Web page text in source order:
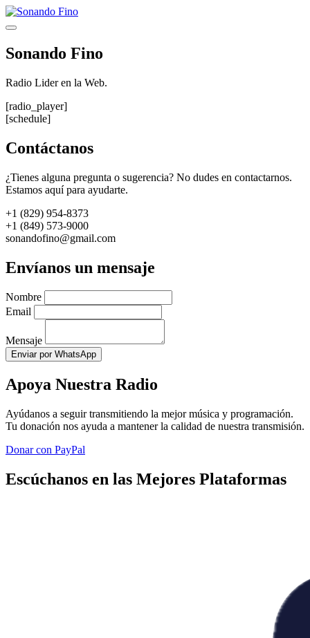
Saltar
al
Menú
Sonando Fino
Radio Lider en la Web.
[radio_player]
[schedule]
Contáctanos
¿Tienes alguna pregunta o sugerencia? No dudes en contactarnos.
Estamos aquí para ayudarte.
+1 (829) 954-8373
+1 (849) 573-9000
sonandofino@gmail.com
Envíanos un mensaje
Nombre
Email
Mensaje
Enviar por WhatsApp
Apoya Nuestra Radio
Ayúdanos a seguir transmitiendo la mejor música y programación.
Tu donación nos ayuda a mantener la calidad de nuestra transmisión.
Donar con PayPal
Escúchanos en las Mejores Plataformas